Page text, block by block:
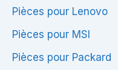
Pièces pour Lenovo
Pièces pour MSI
Pièces pour Packard